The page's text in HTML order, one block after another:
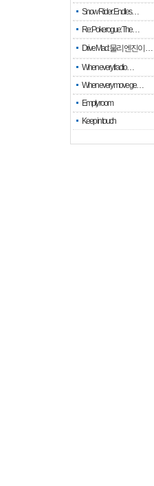
Snow Rider: Endles…
Re: Pokerogue: The…
Drive Mad: 물리 엔진이 …
When every fractio…
When every move ge…
Empty room
Keep in touch